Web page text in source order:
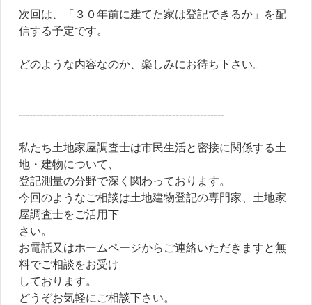
次回は、「３０年前に建てた家は登記できるか」を配
信する予定です。
どのような内容なのか、楽しみにお待ち下さい。
-----------------------------------------------------------
私たち土地家屋調査士は市民生活と密接に関係する土
地・建物について、
登記測量の分野で深く関わっております。
今回のようなご相談は土地建物登記の専門家、土地家
屋調査士をご活用下
さい。
お電話又はホームページからご連絡いただきますと無
料でご相談をお受け
しております。
どうぞお気軽にご相談下さい。